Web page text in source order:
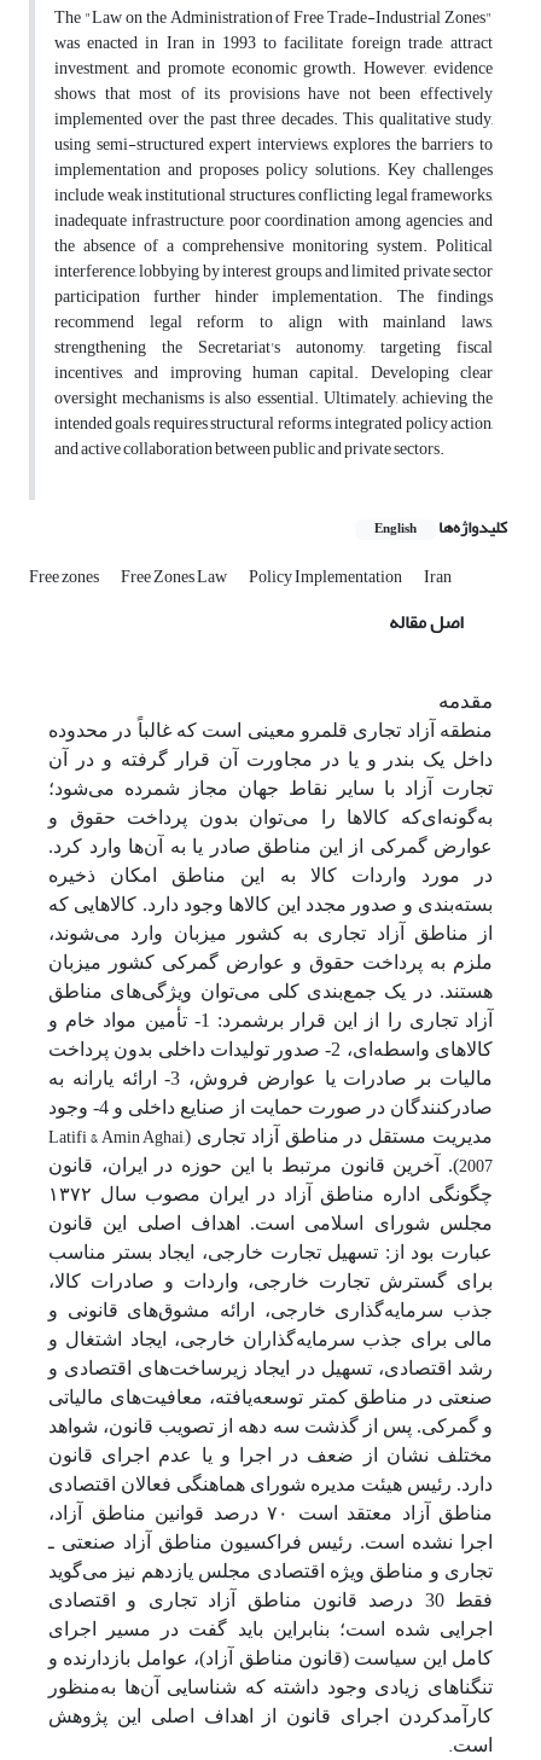
The "Law on the Administration of Free Trade-Industrial Zones"
was enacted in Iran in 1993 to facilitate foreign trade, attract
investment, and promote economic growth. However, evidence
shows that most of its provisions have not been effectively
implemented over the past three decades. This qualitative study,
using semi-structured expert interviews, explores the barriers to
implementation and proposes policy solutions. Key challenges
include weak institutional structures, conflicting legal frameworks,
inadequate infrastructure, poor coordination among agencies, and
the absence of a comprehensive monitoring system. Political
interference, lobbying by interest groups, and limited private sector
participation further hinder implementation. The findings
recommend legal reform to align with mainland laws,
strengthening the Secretariat's autonomy, targeting fiscal
incentives, and improving human capital. Developing clear
oversight mechanisms is also essential. Ultimately, achieving the
intended goals requires structural reforms, integrated policy action,
and active collaboration between public and private sectors.
کلیدواژه‌ها English
Free zones Free Zones Law Policy Implementation Iran
اصل مقاله
مقدمه
منطقه آزاد تجاری قلمرو معینی است که غالباً در محدوده
داخل یک بندر و یا در مجاورت آن قرار گرفته و در آن
تجارت آزاد با سایر نقاط جهان مجاز شمرده می‌شود؛
به‌گونه‌ای‌که کالاها را می‌توان بدون پرداخت حقوق و
عوارض گمرکی از این مناطق صادر یا به آن‌ها وارد کرد.
در مورد واردات کالا به این مناطق امکان ذخیره
بسته‌بندی و صدور مجدد این کالاها وجود دارد. کالاهایی که
از مناطق آزاد تجاری به کشور میزبان وارد می‌شوند،
ملزم به پرداخت حقوق و عوارض گمرکی کشور میزبان
هستند. در یک جمع‌بندی کلی می‌توان ویژگی‌های مناطق
آزاد تجاری را از این قرار برشمرد: 1- تأمین مواد خام و
کالاهای واسطه‌ای، 2- صدور تولیدات داخلی بدون پرداخت
مالیات بر صادرات یا عوارض فروش، 3- ارائه یارانه به
صادر‌کنندگان در صورت حمایت از صنایع داخلی و 4- وجود
مدیریت مستقل در مناطق آزاد تجاری (Latifi & Amin Aghai,
2007). آخرین قانون مرتبط با این حوزه در ایران، قانون
چگونگی اداره مناطق آزاد در ایران مصوب سال ۱۳۷۲
مجلس شورای اسلامی است. اهداف اصلی این قانون
عبارت بود از: تسهیل تجارت خارجی، ایجاد بستر مناسب
برای گسترش تجارت خارجی، واردات و صادرات کالا،
جذب سرمایه‌گذاری خارجی، ارائه مشوق‌های قانونی و
مالی برای جذب سرمایه‌گذاران خارجی، ایجاد اشتغال و
رشد اقتصادی، تسهیل در ایجاد زیرساخت‌های اقتصادی و
صنعتی در مناطق کمتر توسعه‌یافته، معافیت‌های مالیاتی
و گمرکی. پس از گذشت سه دهه از تصویب قانون، شواهد
مختلف نشان از ضعف در اجرا و یا عدم اجرای قانون
دارد. رئیس هیئت مدیره شورای هماهنگی فعالان اقتصادی
مناطق آزاد معتقد است
۷۰ درصد قوانین مناطق آزاد،
اجرا نشده است. رئیس فراکسیون مناطق آزاد صنعتی ـ
تجاری و مناطق ویژه اقتصادی مجلس یازدهم نیز می‌گوید
فقط 30 درصد قانون مناطق آزاد تجاری و اقتصادی
اجرایی شده است؛ بنابراین باید گفت در مسیر اجرای
کامل این سیاست (قانون مناطق آزاد)، عوامل بازدارنده و
تنگناهای زیادی وجود داشته که شناسایی آن‌ها به‌منظور
کارآمدکردن اجرای قانون از اهداف اصلی این پژوهش
است.